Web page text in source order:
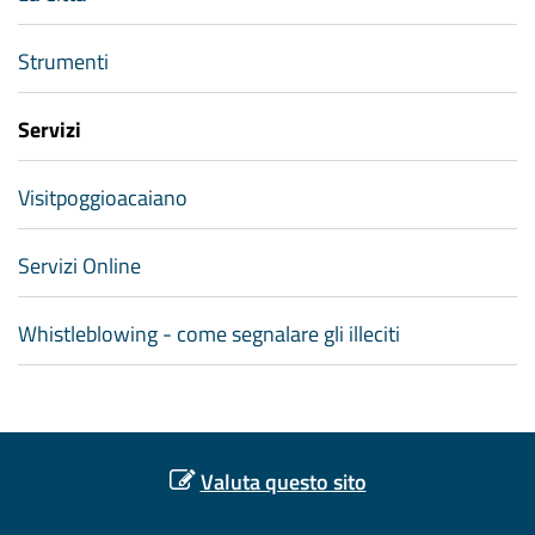
Strumenti
Servizi
Visitpoggioacaiano
Servizi Online
Whistleblowing - come segnalare gli illeciti
Valuta questo sito